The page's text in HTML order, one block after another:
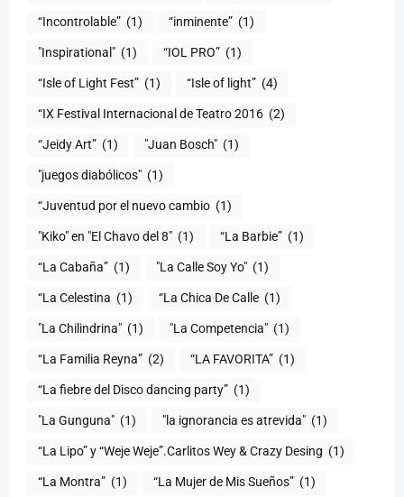
“Incontrolable” (1) “inminente” (1)
"Inspirational" (1) “IOL PRO” (1)
“Isle of Light Fest” (1) “Isle of light” (4)
“IX Festival Internacional de Teatro 2016 (2)
“Jeidy Art” (1) "Juan Bosch" (1)
"juegos diabólicos" (1)
“Juventud por el nuevo cambio (1)
"Kiko" en "El Chavo del 8" (1) “La Barbie” (1)
“La Cabaña” (1) "La Calle Soy Yo" (1)
“La Celestina (1) “La Chica De Calle (1)
"La Chilindrina" (1) "La Competencia" (1)
“La Familia Reyna” (2) “LA FAVORITA” (1)
“La fiebre del Disco dancing party” (1)
(1) "la ignorancia es atrevida" (1)
“La Lipo” y “Weje Weje”.Carlitos Wey & Crazy Desing (1)
“La Montra” (1) “La Mujer de Mis Sueños” (1)